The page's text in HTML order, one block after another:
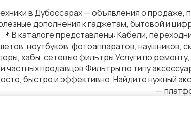
телефоны
в Дубоссарах — объявления о
дополнения к гаджетам, бытовой и
В каталоге представлены: Кабели,
ноутбуков, фотоаппаратов, наушников,
хабы, сетевые фильтры Услуги по
частных продавцов Фильтры по типу
быстро и эффективно. Найдите нужный
—